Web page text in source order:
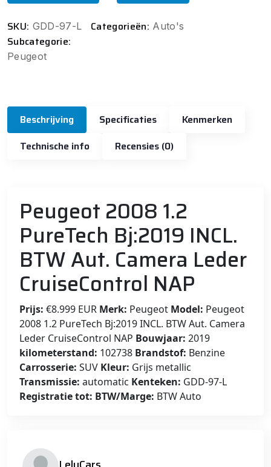
SKU: GDD-97-L Categorieën: Auto's
Subcategorie:
Peugeot
Beschrijving Specificaties
Kenmerken
Technische info
Recensies (0)
Peugeot 2008 1.2
PureTech Bj:2019 INCL.
BTW Aut. Camera Leder
CruiseControl NAP
Prijs: €8.999 EUR Merk: Peugeot Model: Peugeot
2008 1.2 PureTech Bj:2019 INCL. BTW Aut. Camera
Leder CruiseControl NAP Bouwjaar: 2019
kilometerstand: 102738 Brandstof: Benzine
Carrosserie: SUV Kleur: Grijs metallic
Transmissie: automatic Kenteken: GDD-97-L
Registratie tot: BTW/Marge: BTW Auto